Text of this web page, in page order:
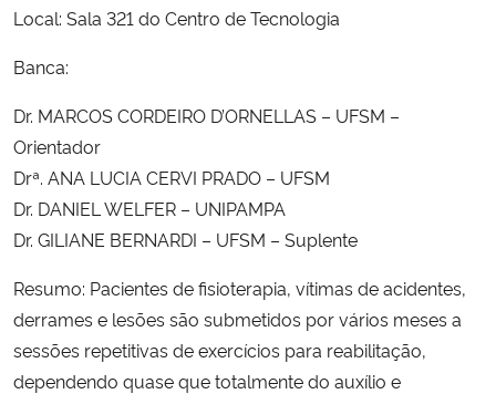
Ministério do Turismo
Controladoria-Geral da União
Ministério da Mulher, da Família e dos Direitos Humanos
Secretaria de Governo
Gabinete de Segurança Institucional
Local: Sala 321 do Centro de Tecnologia
Banca:
Dr. MARCOS CORDEIRO D’ORNELLAS – UFSM –
Orientador
Drª. ANA LUCIA CERVI PRADO – UFSM
Dr. DANIEL WELFER – UNIPAMPA
Dr. GILIANE BERNARDI – UFSM – Suplente
Resumo: Pacientes de fisioterapia, vítimas de acidentes,
derrames e lesões são submetidos por vários meses a
sessões repetitivas de exercícios para reabilitação,
dependendo quase que totalmente do auxílio e